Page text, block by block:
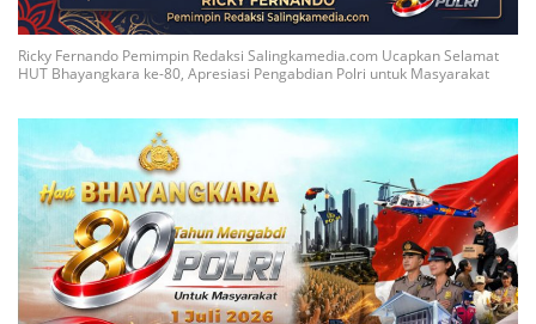
Ricky Fernando Pemimpin Redaksi Salingkamedia.com Ucapkan Selamat
HUT Bhayangkara ke-80, Apresiasi Pengabdian Polri untuk Masyarakat